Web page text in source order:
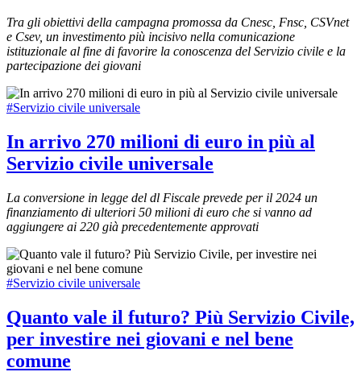
Tra gli obiettivi della campagna promossa da Cnesc, Fnsc, CSVnet
e Csev, un investimento più incisivo nella comunicazione
istituzionale al fine di favorire la conoscenza del Servizio civile e la
partecipazione dei giovani
#Servizio civile universale
In arrivo 270 milioni di euro in più al
Servizio civile universale
La conversione in legge del dl Fiscale prevede per il 2024 un
finanziamento di ulteriori 50 milioni di euro che si vanno ad
aggiungere ai 220 già precedentemente approvati
#Servizio civile universale
Quanto vale il futuro? Più Servizio Civile,
per investire nei giovani e nel bene
comune